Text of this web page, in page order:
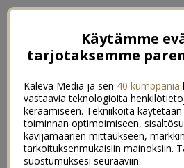
Käytämme
tarjotaksemme
Kaleva Media ja sen 40 kumppania
vastaavia teknologioita
keräämiseen. Tekniikoita
toiminnan optimoimiseen,
kävijämäärien mittaukseen,
tarkoituksenmukaisiin mainoksiin.
suostumuksesi seuraaviin: